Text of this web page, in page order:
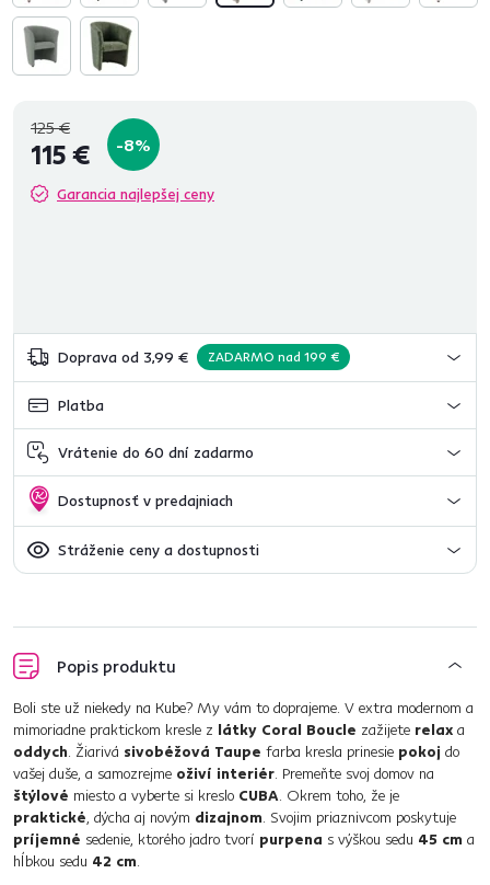
125 €
115 € -8%
Garancia najlepšej ceny
Doprava od 3,99 € ZADARMO nad 199 €
Platba
Vrátenie do 60 dní zadarmo
Dostupnosť v predajniach
Stráženie ceny a dostupnosti
Popis produktu
Boli ste už niekedy na Kube? My vám to doprajeme. V extra modernom a
mimoriadne praktickom kresle z látky Coral Boucle zažijete relax a
oddych. Žiarivá sivobéžová Taupe farba kresla prinesie pokoj do
vašej duše, a samozrejme oživí interiér. Premeňte svoj domov na
štýlové miesto a vyberte si kreslo CUBA. Okrem toho, že je
praktické, dýcha aj novým dizajnom. Svojim priaznivcom poskytuje
príjemné sedenie, ktorého jadro tvorí purpena s výškou sedu 45 cm a
hĺbkou sedu 42 cm.